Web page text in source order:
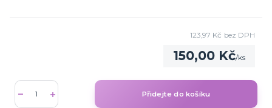
150,00 Kč/ks
123,97 Kč bez DPH
Přidejte do košíku